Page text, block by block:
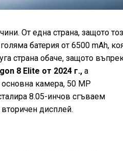
От една страна, защото
батерия от 6500 mAh,
страна обаче, защото
8 Elite от 2024 г., а
камера, 50 MP
8.05-инчов сгъваем
дисплей.